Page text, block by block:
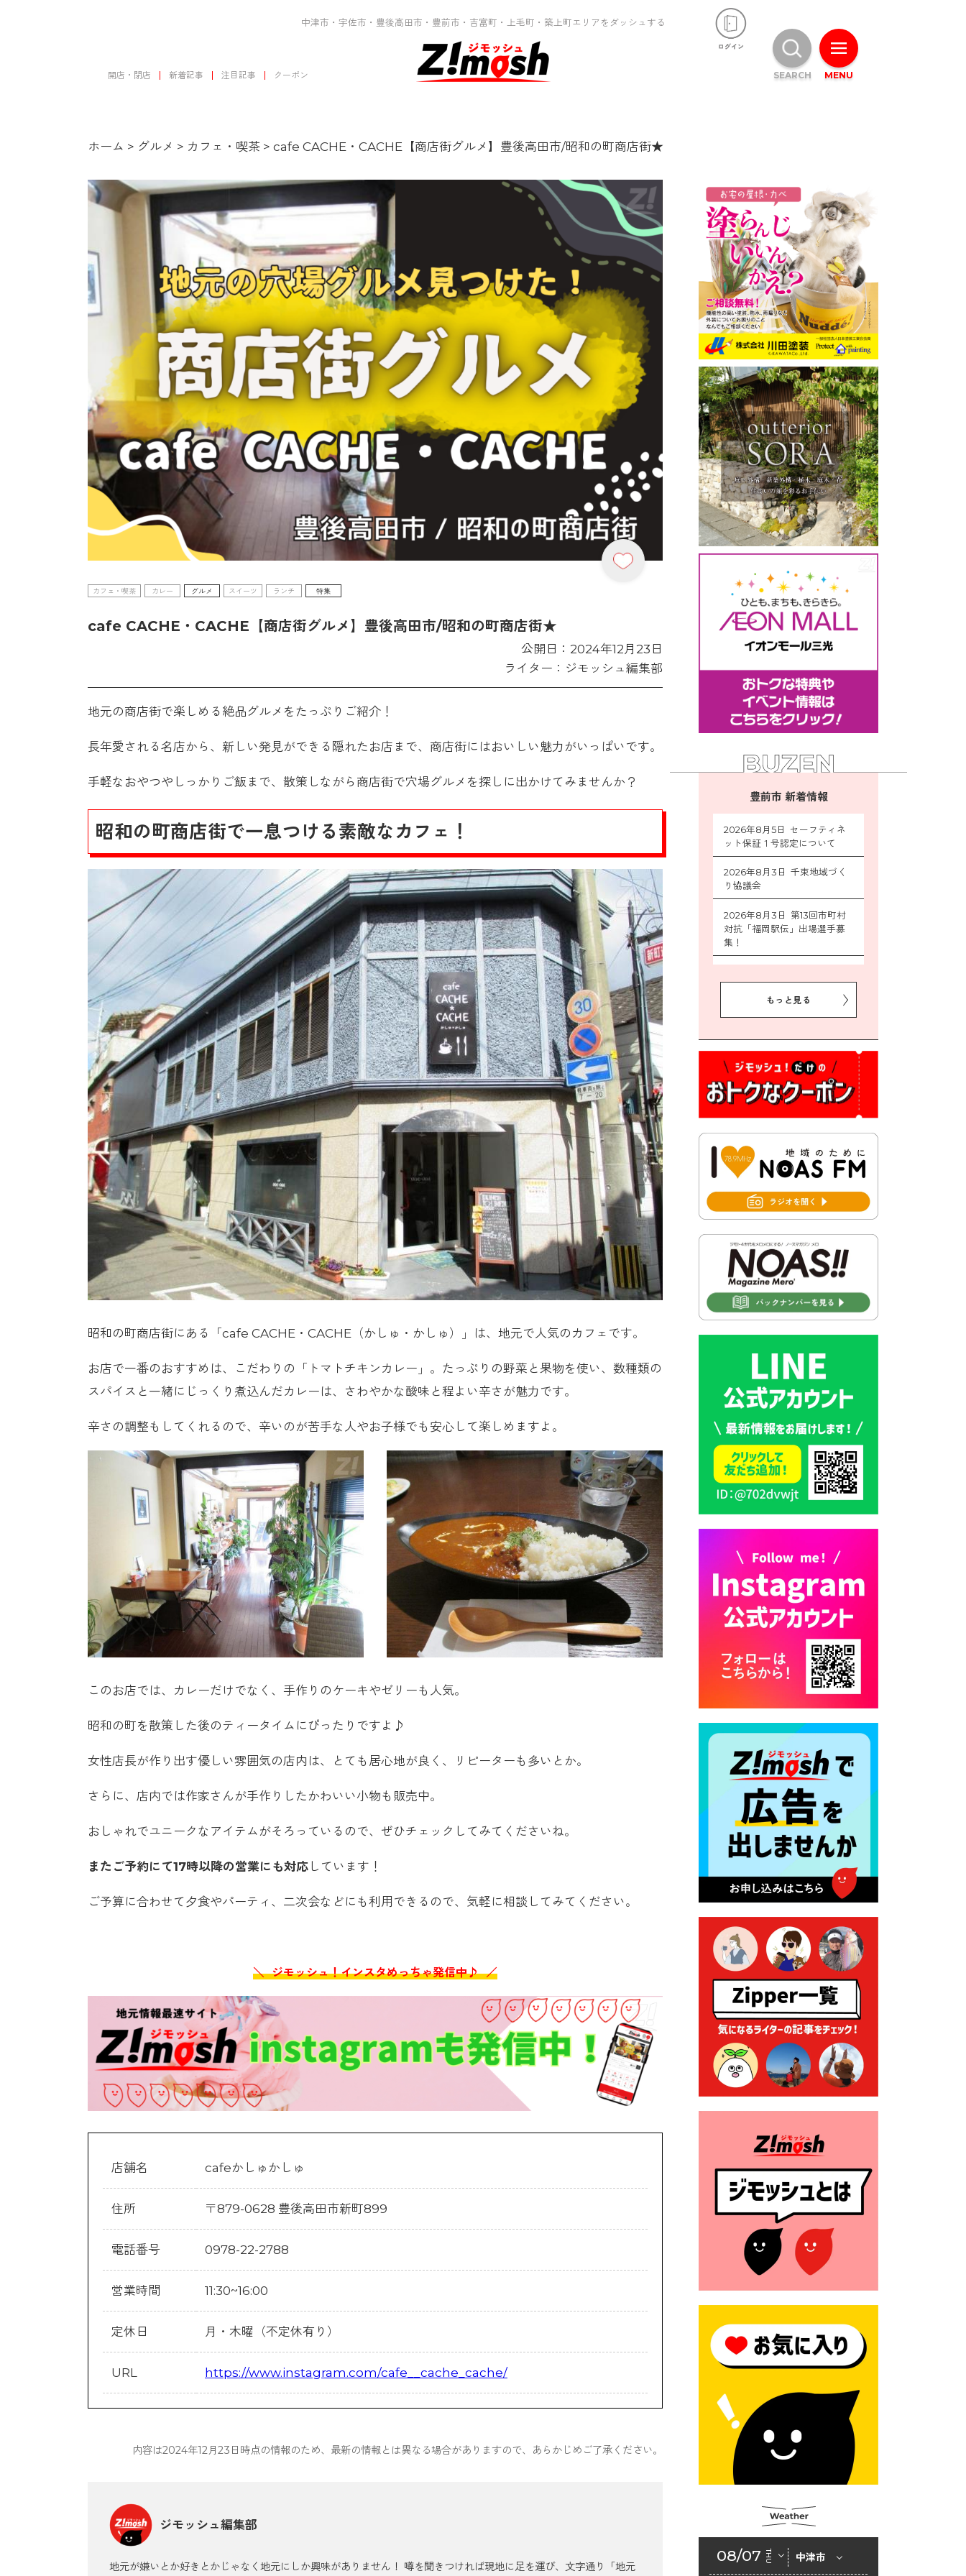
中津市・宇佐市・豊後高田市・豊前市・吉富町・上毛町・築上町エリアをダッシュする
開店・閉店 新着記事 注目記事 クーポン
ホーム > グルメ > カフェ・喫茶 > cafe CACHE・CACHE【商店街グルメ】豊後高田市/昭和の町商店街★
カフェ・喫茶 カレー グルメ スイーツ ランチ 特集
cafe CACHE・CACHE【商店街グルメ】豊後高田市/昭和の町商店街★
公開日：2024年12月23日
ライター：ジモッシュ編集部
地元の商店街で楽しめる絶品グルメをたっぷりご紹介！
長年愛される名店から、新しい発見ができる隠れたお店まで、商店街にはおいしい魅力がいっぱいです。
手軽なおやつやしっかりご飯まで、散策しながら商店街で穴場グルメを探しに出かけてみませんか？
昭和の町商店街で一息つける素敵なカフェ！
昭和の町商店街にある「cafe CACHE・CACHE（かしゅ・かしゅ）」は、地元で人気のカフェです。
お店で一番のおすすめは、こだわりの「トマトチキンカレー」。たっぷりの野菜と果物を使い、数種類の
スパイスと一緒にじっくり煮込んだカレーは、さわやかな酸味と程よい辛さが魅力です。
辛さの調整もしてくれるので、辛いのが苦手な人やお子様でも安心して楽しめますよ。
このお店では、カレーだけでなく、手作りのケーキやゼリーも人気。
昭和の町を散策した後のティータイムにぴったりですよ♪
女性店長が作り出す優しい雰囲気の店内は、とても居心地が良く、リピーターも多いとか。
さらに、店内では作家さんが手作りしたかわいい小物も販売中。
おしゃれでユニークなアイテムがそろっているので、ぜひチェックしてみてくださいね。
また ご予約にて17時以降の営業にも対応 しています！
ご予算に合わせて夕食やパーティ、二次会などにも利用できるので、気軽に相談してみてください。
＼ ジモッシュ！インスタめっちゃ発信中♪ ／
店舗名 cafeかしゅかしゅ
住所 〒879-0628 豊後高田市新町899
電話番号 0978-22-2788
営業時間 11:30~16:00
定休日 月・木曜（不定休有り）
URL https://www.instagram.com/cafe__cache_cache/
内容は2024年12月23日時点の情報のため、最新の情報とは異なる場合がありますので、あらかじめご了承ください。
ジモッシュ編集部
地元が嫌いとか好きとかじゃなく地元にしか興味がありません！ 噂を聞きつければ現地に足を運び、文字通り「地元
豊前市 新着情報
2026年8月5日 セーフティネ
ット保証１号認定について
2026年8月3日 千束地域づく
り協議会
2026年8月3日 第13回市町村
対抗「福岡駅伝」出場選手募
集！
地震義援金の受付について
務委託に係る質問回答につい
2026年7月31日 市税等の納付
書が変わります！
2026年7月30日 豊前市立学校
2026年7月30日 豊前市立学校
いて≫
2026年7月29日 豊前市指定ご
み袋販売のお知らせ
2026年7月28日 豊前カラス天
2026年7月28日 ごみ収集日の
お知らせ
2026年7月28日 令和8年度
京築地区水道企業団職員採用
試験（募集）
2026年7月27日 マイナンバー
カード交付に伴う休日および
平日夜間開庁の案内
業」
2026年7月21日 卜仙の郷 お
盆期間の営業時間のお知らせ
2026年7月17日 バス経路検索
2026年7月10日 畑冷泉館の営
業について
2026年7月10日 台湾伝統音楽
団体 「北埔八音団・楽善軒」
公演開催のお知らせ
2026年7月9日 クラウドファ
ンディング型ふるさと納税の
実施について
2026年7月9日 農地法等に係
る各種申請に係る登記事項証
明書の添付省略について
2026年7月9日 廃食用油の回
収
2026年7月7日 「おゆずりコ
ーナー」について
2026年7月1日 豊前市民プール
一般開放
2026年7月1日 「豊前市定住促
進奨励金」が始まります！
（令和８年４月１日施行）
2026年6月25日 指定ごみ袋価
格改定
市佐野・則尾育英会奨学生募
集の「てびき」
2026年6月22日 神楽人の祭展
2026年6月18日 セアカゴケグ
モにご注意ください！
2026年6月17日 クーリングシ
ェルターの指定
2026年6月10日 令和８年経済
センサス-活動調査
2026年6月5日 新婚世帯の家
賃の助成をしています
2026年6月2日 戸籍に氏名の
振り仮名が記載されます
審査申請（建設工事・建設コ
2026年6月1日 山田地域づくり
協議会
もっと見る
08/07 THU 中津市
MENU
SEARCH